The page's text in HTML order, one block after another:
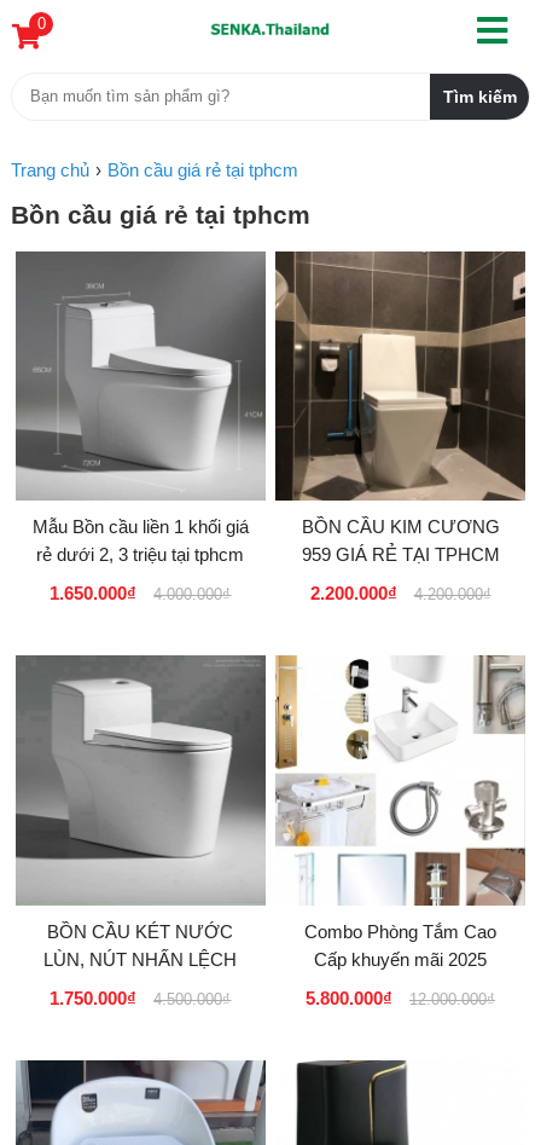
0
Trang chủ Bồn cầu giá rẻ tại tphcm
Bồn cầu giá rẻ tại tphcm
Mẫu Bồn cầu liền 1 khối giá
rẻ dưới 2, 3 triệu tại tphcm
1.650.000₫
4.000.000₫
BỒN CẦU KIM CƯƠNG
959 GIÁ RẺ TẠI TPHCM
2.200.000₫
4.200.000₫
BỒN CẦU KÉT NƯỚC
LÙN, NÚT NHẤN LỆCH
1.750.000₫
4.500.000₫
Combo Phòng Tắm Cao
Cấp khuyến mãi 2025
5.800.000₫
12.000.000₫